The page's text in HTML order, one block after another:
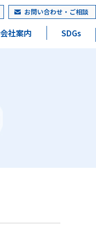
お問い合わせ・ご相談
会社案内 SDGs